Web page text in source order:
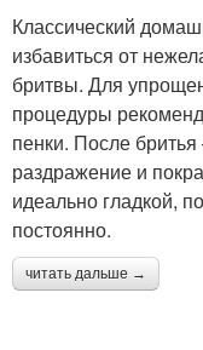
Классический
избавиться от
бритвы. Для
процедуры
пенки. После
раздражение и
идеально гладкой,
постоянно.
читать дальше →